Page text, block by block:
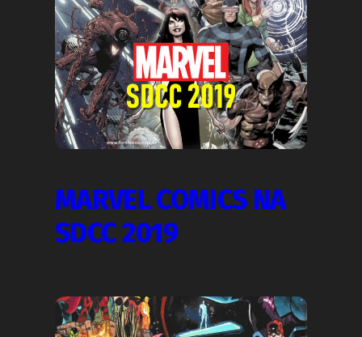
MARVEL COMICS NA
SDCC 2019